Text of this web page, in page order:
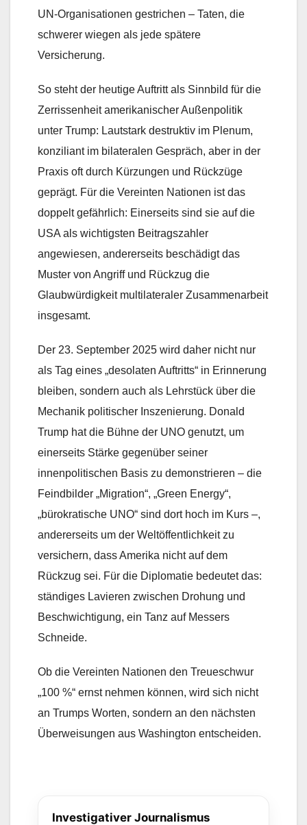
UN-Organisationen gestrichen – Taten, die
schwerer wiegen als jede spätere
Versicherung.
So steht der heutige Auftritt als Sinnbild für die
Zerrissenheit amerikanischer Außenpolitik
unter Trump: Lautstark destruktiv im Plenum,
konziliant im bilateralen Gespräch, aber in der
Praxis oft durch Kürzungen und Rückzüge
geprägt. Für die Vereinten Nationen ist das
doppelt gefährlich: Einerseits sind sie auf die
USA als wichtigsten Beitragszahler
angewiesen, andererseits beschädigt das
Muster von Angriff und Rückzug die
Glaubwürdigkeit multilateraler Zusammenarbeit
insgesamt.
Der 23. September 2025 wird daher nicht nur
als Tag eines „desolaten Auftritts“ in Erinnerung
bleiben, sondern auch als Lehrstück über die
Mechanik politischer Inszenierung. Donald
Trump hat die Bühne der UNO genutzt, um
einerseits Stärke gegenüber seiner
innenpolitischen Basis zu demonstrieren – die
Feindbilder „Migration“, „Green Energy“,
„bürokratische UNO“ sind dort hoch im Kurs –,
andererseits um der Weltöffentlichkeit zu
versichern, dass Amerika nicht auf dem
Rückzug sei. Für die Diplomatie bedeutet das:
ständiges Lavieren zwischen Drohung und
Beschwichtigung, ein Tanz auf Messers
Schneide.
Ob die Vereinten Nationen den Treueschwur
„100 %“ ernst nehmen können, wird sich nicht
an Trumps Worten, sondern an den nächsten
Überweisungen aus Washington entscheiden.
Investigativer Journalismus